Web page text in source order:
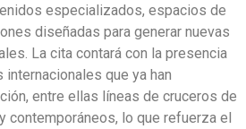
especializados, espacios de
diseñadas para generar nuevas
La cita contará con la presencia
que ya han
entre ellas líneas de cruceros de
contemporáneos, lo que refuerza el